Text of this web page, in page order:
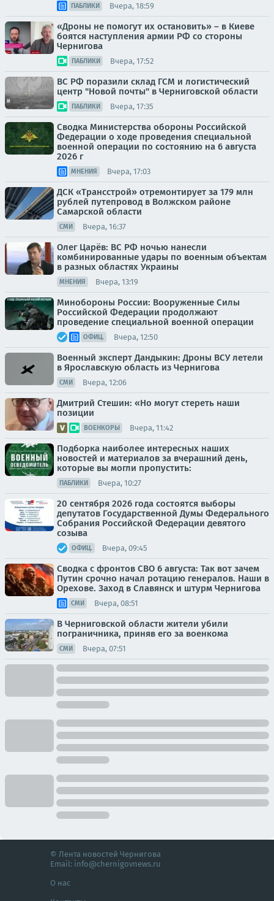
ПАБЛИКИ Вчера, 18:59
«Дроны не помогут их остановить» – в Киеве
боятся наступления армии РФ со стороны
Чернигова
ПАБЛИКИ Вчера, 17:52
ВС РФ поразили склад ГСМ и логистический
центр "Новой почты" в Черниговской области
ПАБЛИКИ Вчера, 17:35
Сводка Министерства обороны Российской
Федерации о ходе проведения специальной
военной операции по состоянию на 6 августа
2026 г
МНЕНИЯ Вчера, 17:03
ДСК «Трансстрой» отремонтирует за 179 млн
рублей путепровод в Волжском районе
Самарской области
СМИ Вчера, 16:37
Олег Царёв: ВС РФ ночью нанесли
комбинированные удары по военным объектам
в разных областях Украины
МНЕНИЯ Вчера, 13:19
Минобороны России: Вооруженные Силы
Российской Федерации продолжают
проведение специальной военной операции
ОФИЦ. Вчера, 12:50
Военный эксперт Дандыкин: Дроны ВСУ летели
в Ярославскую область из Чернигова
СМИ Вчера, 12:06
Дмитрий Стешин: «Но могут стереть наши
позиции
ВОЕНКОРЫ Вчера, 11:42
Подборка наиболее интересных наших
новостей и материалов за вчерашний день,
которые вы могли пропустить:
ПАБЛИКИ Вчера, 10:27
20 сентября 2026 года состоятся выборы
депутатов Государственной Думы Федерального
Собрания Российской Федерации девятого
созыва
ОФИЦ. Вчера, 09:45
Сводка с фронтов СВО 6 августа: Так вот зачем
Путин срочно начал ротацию генералов. Наши в
Орехове. Заход в Славянск и штурм Чернигова
СМИ Вчера, 08:51
В Черниговской области жители убили
пограничника, приняв его за военкома
СМИ Вчера, 07:51
© Лента новостей Чернигова
Email: info@chernigovnews.ru
О нас